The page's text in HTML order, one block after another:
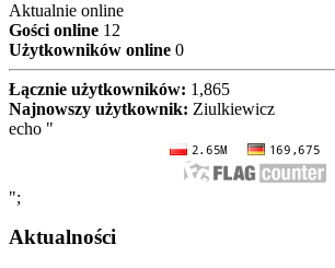
Aktualnie online
Gości online 12
Użytkowników online 0
Łącznie użytkowników: 1,865
Najnowszy użytkownik: Ziulkiewicz
echo "
";
Aktualności